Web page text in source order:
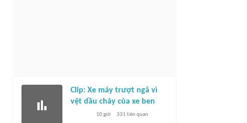
Clip: Xe máy trượt ngã vì
vệt dầu chảy của xe ben
10 giờ 331 liên quan